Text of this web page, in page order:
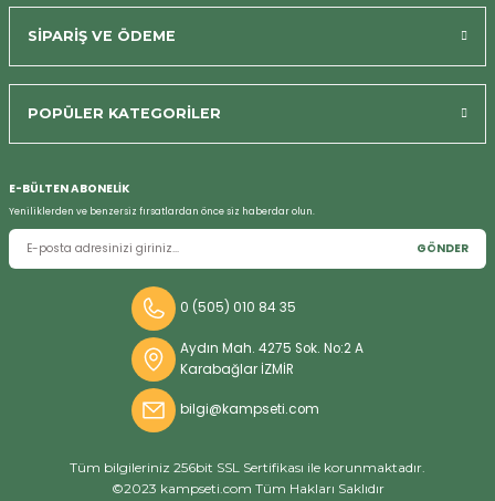
SİPARİŞ VE ÖDEME
POPÜLER KATEGORİLER
E-BÜLTEN ABONELİK
Yeniliklerden ve benzersiz fırsatlardan önce siz haberdar olun.
GÖNDER
0 (505) 010 84 35
Aydın Mah. 4275 Sok. No:2 A
Karabağlar İZMİR
bilgi@kampseti.com
Tüm bilgileriniz 256bit SSL Sertifikası ile korunmaktadır.
©2023 kampseti.com Tüm Hakları Saklıdır
Bizi Arayın